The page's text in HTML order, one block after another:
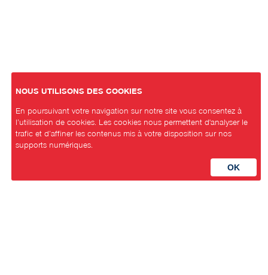
NOUS UTILISONS DES COOKIES
En poursuivant votre navigation sur notre site vous consentez à
l’utilisation de cookies. Les cookies nous permettent d'analyser le
trafic et d’affiner les contenus mis à votre disposition sur nos
supports numériques.